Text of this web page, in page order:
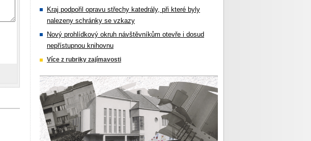
Kraj podpořil opravu střechy katedrály, při které byly
nalezeny schránky se vzkazy
Nový prohlídkový okruh návštěvníkům otevře i dosud
nepřístupnou knihovnu
Více z rubriky zajímavosti